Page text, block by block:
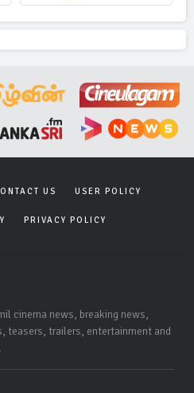
US USER POLICY
PRIVACY POLICY
cinema news, breaking news,
teasers, trailers, entertainment and